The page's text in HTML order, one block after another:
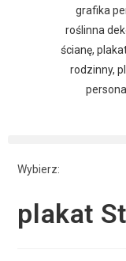
Wybierz:
plakat